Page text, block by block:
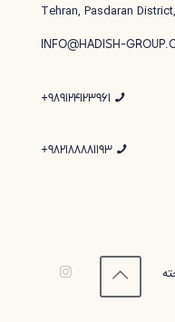
Tehran, Pasdaran